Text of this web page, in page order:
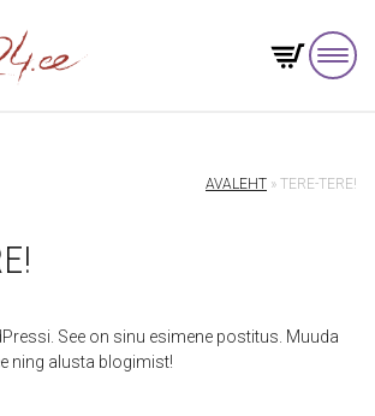
AVALEHT » TERE-TERE!
See on sinu esimene postitus. Muuda
ning alusta blogimist!